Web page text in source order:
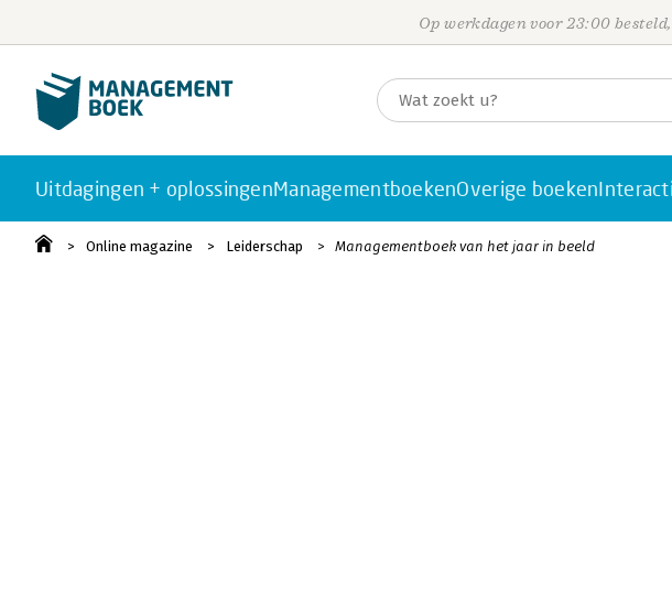
Op werkdagen voor 23:00
Uitdagingen + oplossingenManagementboekenOverige boeken
Online magazine Leiderschap Managementboek van het jaar in beeld